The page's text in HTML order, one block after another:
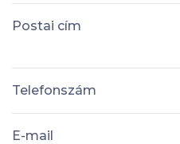
Postai cím
Telefonszám
E-mail